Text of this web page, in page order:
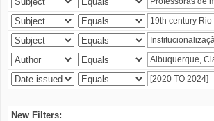
New Filters: